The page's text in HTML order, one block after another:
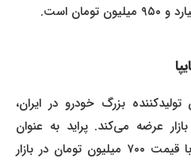
بزرگ خودرو در ایران،
عرضه می‌کند. پراید به عنوان
ارزان‌ترین خودرو تولید داخل، با قیمت ۷۰۰ میلیون تومان در بازار